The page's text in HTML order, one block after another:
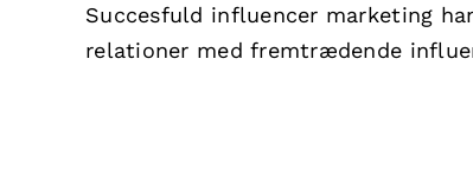
Succesfuld influencer marketing
relationer med fremtrædende